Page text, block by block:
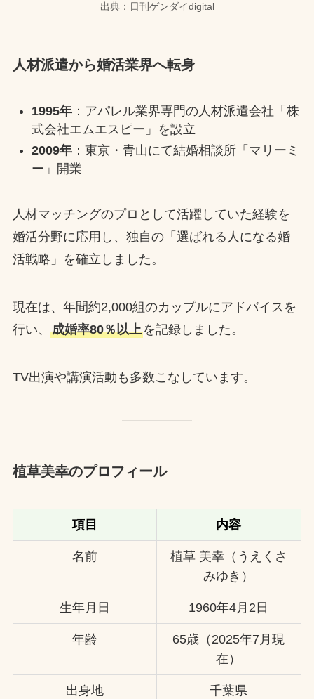
出典：日刊ゲンダイdigital
人材派遣から婚活業界へ転身
1995年：アパレル業界専門の人材派遣会社「株
式会社エムエスピー」を設立
2009年：東京・青山にて結婚相談所「マリーミ
ー」開業
人材マッチングのプロとして活躍していた経験を
婚活分野に応用し、独自の「選ばれる人になる婚
活戦略」を確立しました。
現在は、年間約2,000組のカップルにアドバイスを
行い、 成婚率80％以上を記録しました。
TV出演や講演活動も多数こなしています。
植草美幸のプロフィール
項目 内容
名前
植草 美幸（うえくさ
みゆき）
生年月日 1960年4月2日
年齢
65歳（2025年7月現
在）
出身地 千葉県